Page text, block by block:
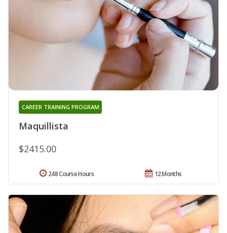
Maquillista
CAREER TRAINING PROGRAM
$2415.00
12 Months
248 Course Hours